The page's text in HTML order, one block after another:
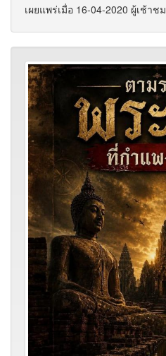
เผยแพร่เมื่อ 16-04-2020 ผู้เช้าช